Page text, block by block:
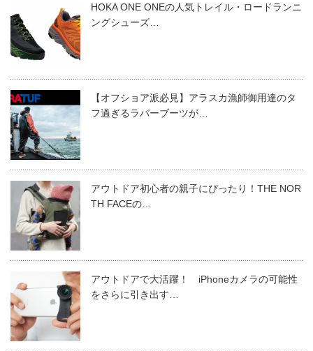
HOKA ONE ONEの人気トレイル・ロードランニ
ングシューズ…
【オフショア派必見】アラスカ漁師御用達のタ
フ過ぎるラバーブーツが…
アウトドア初心者の親子にぴったり！THE NOR
TH FACEの…
アウトドアで大活躍！ iPhoneカメラの可能性
をさらに引き出す…